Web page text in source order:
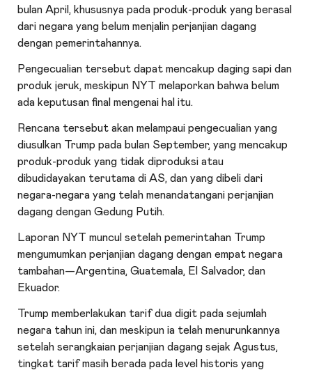
bulan April, khususnya pada produk-produk yang berasal
dari negara yang belum menjalin perjanjian dagang
dengan pemerintahannya.
Pengecualian tersebut dapat mencakup daging sapi dan
produk jeruk, meskipun NYT melaporkan bahwa belum
ada keputusan final mengenai hal itu.
Rencana tersebut akan melampaui pengecualian yang
diusulkan Trump pada bulan September, yang mencakup
produk-produk yang tidak diproduksi atau
dibudidayakan terutama di AS, dan yang dibeli dari
negara-negara yang telah menandatangani perjanjian
dagang dengan Gedung Putih.
Laporan NYT muncul setelah pemerintahan Trump
mengumumkan perjanjian dagang dengan empat negara
tambahan—Argentina, Guatemala, El Salvador, dan
Ekuador.
Trump memberlakukan tarif dua digit pada sejumlah
negara tahun ini, dan meskipun ia telah menurunkannya
setelah serangkaian perjanjian dagang sejak Agustus,
tingkat tarif masih berada pada level historis yang